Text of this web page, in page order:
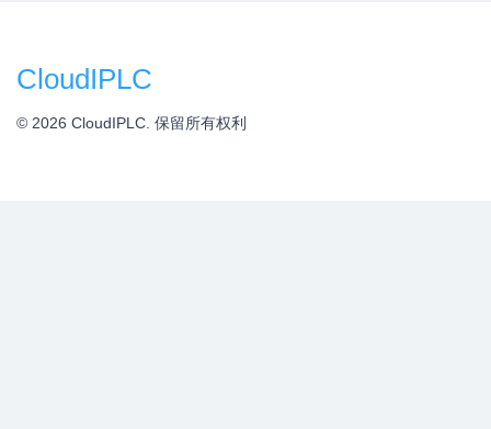
CloudIPLC
© 2026 CloudIPLC. 保留所有权利